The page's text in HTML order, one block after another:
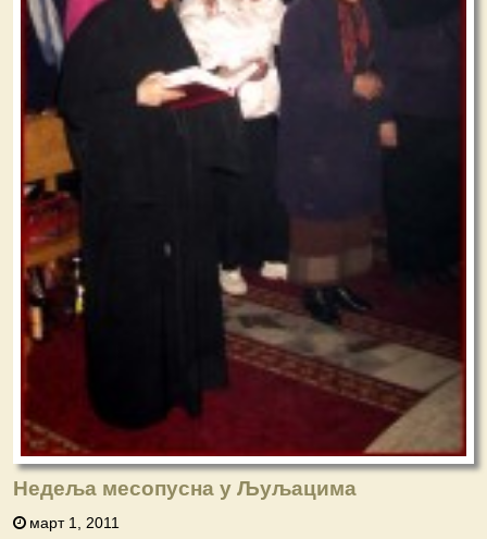
Недеља месопусна у Љуљацима
март 1, 2011